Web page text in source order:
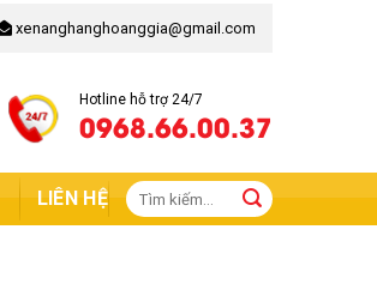
xenanghanghoanggia@gmail.com
Hotline hỗ trợ 24/7
0968.66.00.37
LIÊN HỆ
Tìm
kiếm: